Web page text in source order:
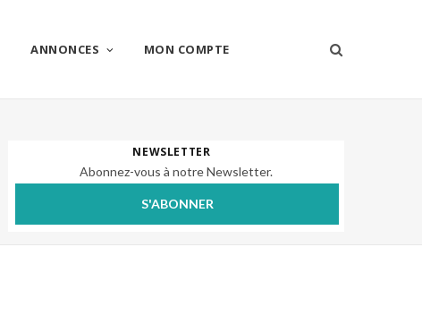
ANNONCES MON COMPTE
NEWSLETTER
Abonnez-vous à notre Newsletter.
S'ABONNER